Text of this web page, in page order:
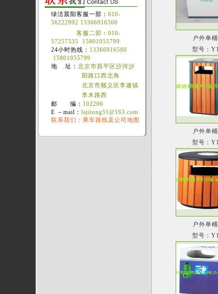
绿洁晨阳客服一部： 010-
56222992 13366916500
客服二部：010-
57257535 15801055799
24小时热线： 13366916500
15801055799
地 址： 北京市昌平区沙河沙
阳路口西北角
北京市顺义区李遂镇
李木路西
邮 编： 102206
E －mail： lajitong51@163.com
联系我们：乘车路线及公司地图
户外单
型号：
户外单
型号：
户外单
型号：